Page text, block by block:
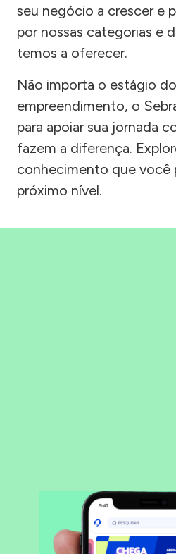
seu negócio a crescer e
por nossas categorias e
temos a oferecer.
Não importa o estágio
empreendimento, o
para apoiar sua jornada
fazem a diferença.
conhecimento que você
próximo nível.